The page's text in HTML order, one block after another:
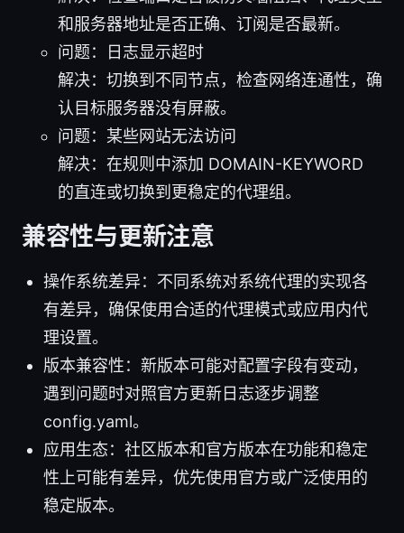
和服务器地址是否正确、订阅是否最新。
问题：日志显示超时
解决：切换到不同节点，检查网络连通性，确
认目标服务器没有屏蔽。
问题：某些网站无法访问
解决：在规则中添加 DOMAIN-KEYWORD
的直连或切换到更稳定的代理组。
兼容性与更新注意
操作系统差异：不同系统对系统代理的实现各
有差异，确保使用合适的代理模式或应用内代
理设置。
版本兼容性：新版本可能对配置字段有变动，
遇到问题时对照官方更新日志逐步调整
config.yaml。
应用生态：社区版本和官方版本在功能和稳定
性上可能有差异，优先使用官方或广泛使用的
稳定版本。